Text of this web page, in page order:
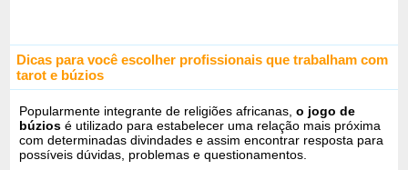
Dicas para você escolher profissionais que trabalham com
tarot e búzios
Popularmente integrante de religiões africanas,o jogo de
búzios é utilizado para estabelecer uma relação mais próxima
com determinadas divindades e assim encontrar resposta para
possíveis dúvidas, problemas e questionamentos.